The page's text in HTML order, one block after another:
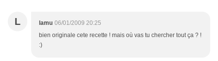
L lamu 06/01/2009 20:25
bien originale cete recette ! mais où vas tu chercher tout ça ? !
:)